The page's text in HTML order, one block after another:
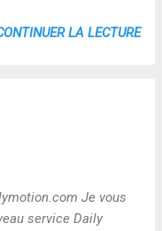
LA LECTURE
Je vous
service Daily